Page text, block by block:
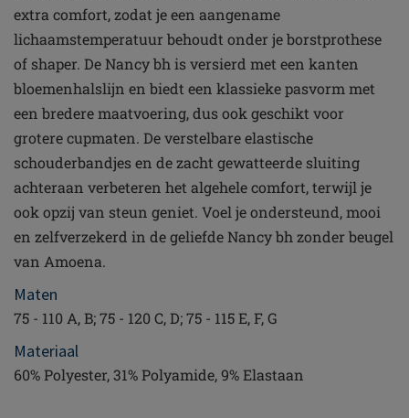
extra comfort, zodat je een aangename
lichaamstemperatuur behoudt onder je borstprothese
of shaper. De Nancy bh is versierd met een kanten
bloemenhalslijn en biedt een klassieke pasvorm met
een bredere maatvoering, dus ook geschikt voor
grotere cupmaten. De verstelbare elastische
schouderbandjes en de zacht gewatteerde sluiting
achteraan verbeteren het algehele comfort, terwijl je
ook opzij van steun geniet. Voel je ondersteund, mooi
en zelfverzekerd in de geliefde Nancy bh zonder beugel
van Amoena.
Maten
75 - 110 A, B; 75 - 120 C, D; 75 - 115 E, F, G
Materiaal
60% Polyester, 31% Polyamide, 9% Elastaan